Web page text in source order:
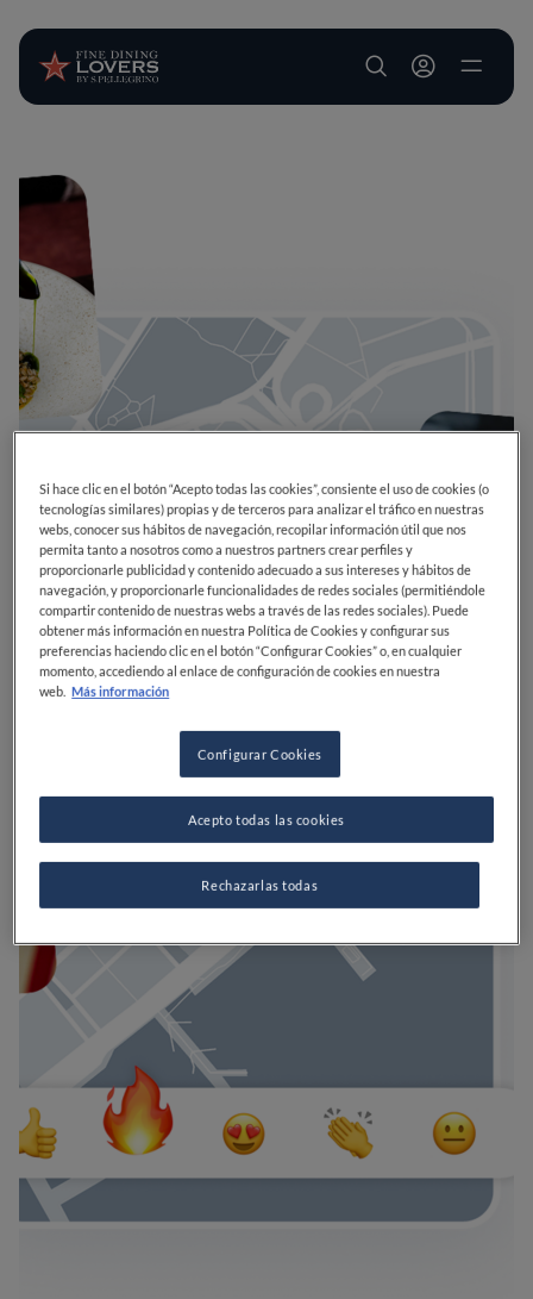
User account
Si hace clic en el botón “Acepto todas las cookies”, consiente el uso de cookies (o
tecnologías similares) propias y de terceros para analizar el tráfico en nuestras
webs, conocer sus hábitos de navegación, recopilar información útil que nos
permita tanto a nosotros como a nuestros partners crear perfiles y
proporcionarle publicidad y contenido adecuado a sus intereses y hábitos de
navegación, y proporcionarle funcionalidades de redes sociales (permitiéndole
compartir contenido de nuestras webs a través de las redes sociales). Puede
obtener más información en nuestra Política de Cookies y configurar sus
preferencias haciendo clic en el botón “Configurar Cookies” o, en cualquier
momento, accediendo al enlace de configuración de cookies en nuestra
web. Más información
Configurar Cookies
Rechazarlas todas
Acepto todas las cookies